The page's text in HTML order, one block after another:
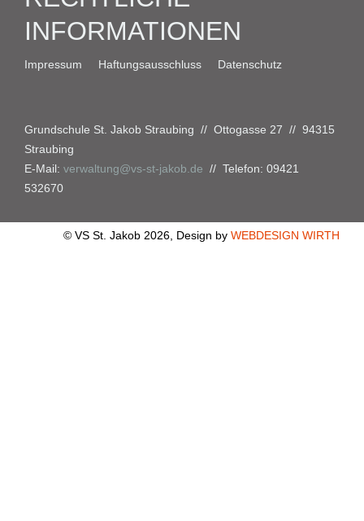
INFORMATIONEN
Impressum Haftungsausschluss Datenschutz
Grundschule St. Jakob Straubing // Ottogasse 27 // 94315
Straubing
E-Mail: verwaltung@vs-st-jakob.de // Telefon: 09421
532670
© VS St. Jakob 2026, Design byWEBDESIGN WIRTH